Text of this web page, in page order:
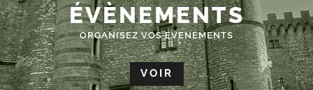
ÉVÈNEMENTS
ORGANISEZ VOS EVENEMENTS
VOIR